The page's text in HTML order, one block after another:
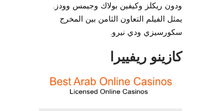
ودون ريكلز وكيفين بولاك وجيمس وودز.
يمثل الفيلم التعاون الثامن بين المخرج
سكورسيزي ودي نيرو.
كازينو ريفييرا